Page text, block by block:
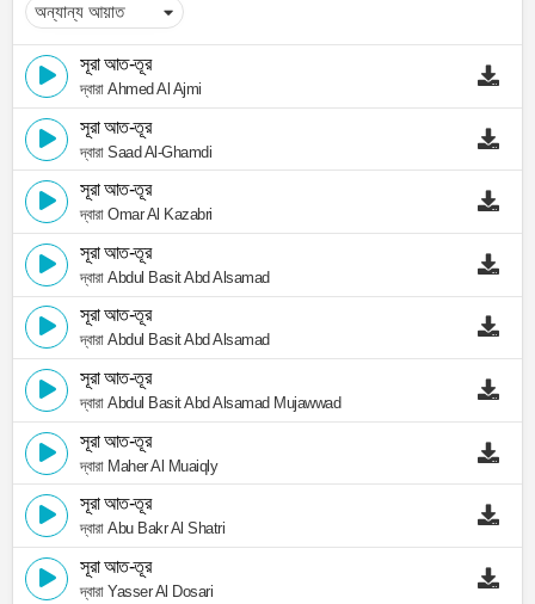
সূরা আত-তূর
দ্বারা Ahmed Al Ajmi
সূরা আত-তূর
দ্বারা Saad Al-Ghamdi
সূরা আত-তূর
দ্বারা Omar Al Kazabri
সূরা আত-তূর
দ্বারা Abdul Basit Abd Alsamad
সূরা আত-তূর
দ্বারা Abdul Basit Abd Alsamad
সূরা আত-তূর
দ্বারা Abdul Basit Abd Alsamad Mujawwad
সূরা আত-তূর
দ্বারা Maher Al Muaiqly
সূরা আত-তূর
দ্বারা Abu Bakr Al Shatri
সূরা আত-তূর
দ্বারা Yasser Al Dosari